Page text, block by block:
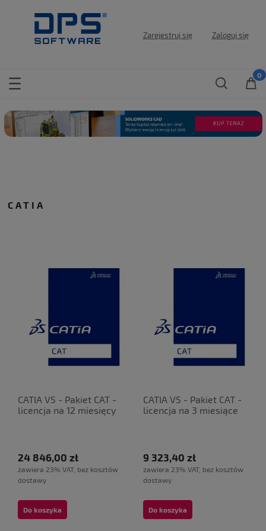
Zarejestruj się Zaloguj się
CATIA
CATIA V5 - Pakiet CAT -
licencja na 12 miesięcy
24 846,00 zł
zawiera 23% VAT, bez kosztów
dostawy
Do koszyka
CATIA V5 - Pakiet CAT -
licencja na 3 miesiące
9 323,40 zł
zawiera 23% VAT, bez kosztów
dostawy
Do koszyka